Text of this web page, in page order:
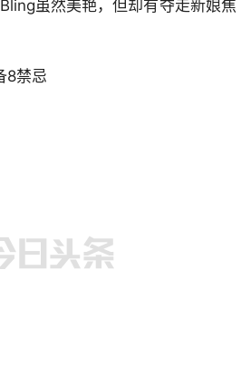
虽然美艳，但却有夺走新娘焦